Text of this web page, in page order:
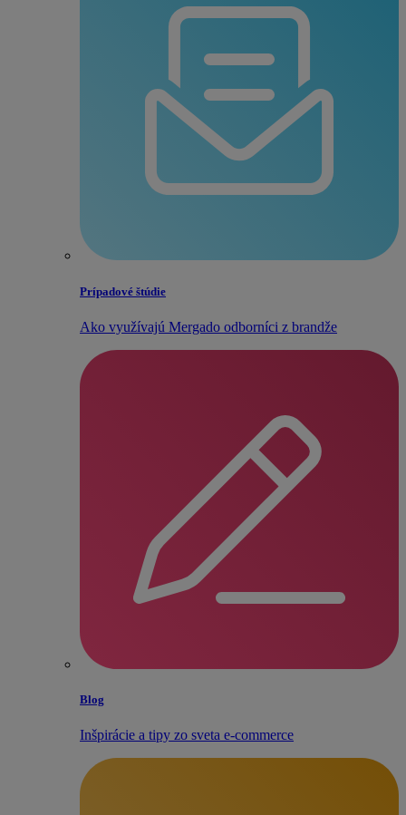
Prípadové štúdie
Ako využívajú Mergado odborníci z brandže
Blog
Inšpirácie a tipy zo sveta e‑commerce